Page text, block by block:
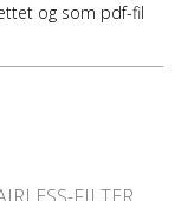
og som pdf-fil